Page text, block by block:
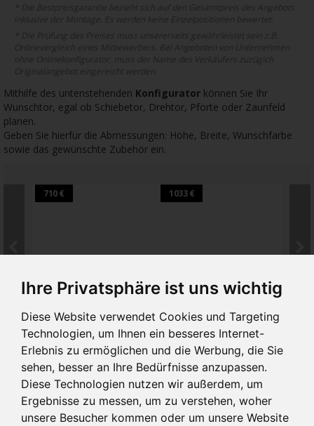
Ihre Privatsphäre ist uns wichtig
Diese Website verwendet Cookies und Targeting
Technologien, um Ihnen ein besseres Internet-
Erlebnis zu ermöglichen und die Werbung, die Sie
sehen, besser an Ihre Bedürfnisse anzupassen.
Diese Technologien nutzen wir außerdem, um
Ergebnisse zu messen, um zu verstehen, woher
unsere Besucher kommen oder um unsere Website
Muster
Bestellen
Google Rezensionen
Datenschutz
Nachrichten
Impressum
* Die Bestpreisgarantie bezieht sich auf den Gesamtpreis des Angebots
inklusive der Montage. Es werden keine Einzelpositionen bewertet.
* Die Prüfung des Preises muss unsererseits gewährleistet sein z.B.
Onlinevergleich eines Mitbewerbers. Bei Angeboten von Unternehmen
ohne Onlinekonfigurator, muss der Name des Verkäufers zuzügich
Originalangebot eingereicht werden.
Mithilfe des untenstehenden Konfigurator können Sie Ihr
Wunschtor, egal ob Schiebetor, Drehtor, Pforte oder Zaunfeld
planen.
Geben Sie hierfür die Abmessungen: Höhe, Breite, Wunschfarbe
sowie das gewünschte Zubehör ein.
BA 105
PFORTEN BA 105
710 €
BA 111
PFORTEN BA 111
1033 €
PFORTEN BA 105
ALUMINIUM
alter Preis
928 €
PREIS
(inkl 19% MwSt.) 774€